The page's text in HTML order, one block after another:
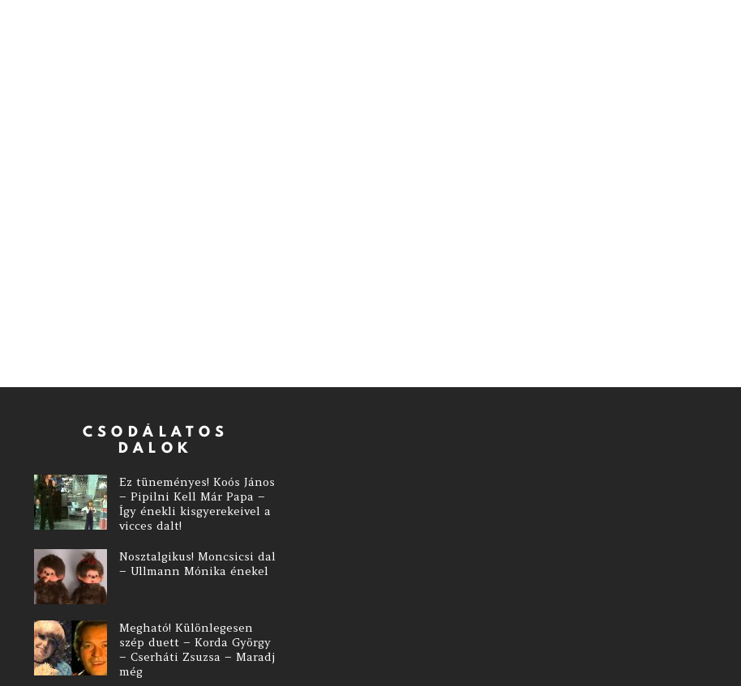
CSODÁLATOS
DALOK
Ez tüneményes! Koós János
– Pipilni Kell Már Papa –
Így énekli kisgyerekeivel a
vicces dalt!
Nosztalgikus! Moncsicsi dal
– Ullmann Mónika énekel
Megható! Különlegesen
szép duett – Korda György
– Cserháti Zsuzsa – Maradj
még